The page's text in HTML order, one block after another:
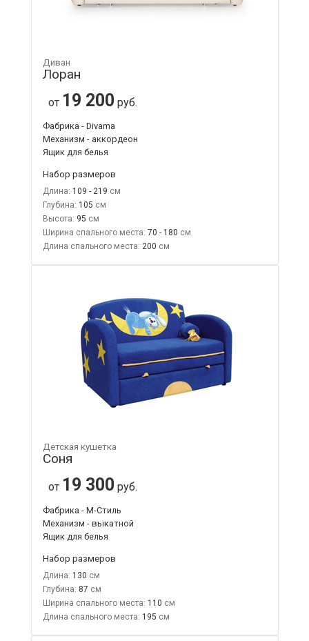
Диван
Лоран
от 19 200 руб.
Фабрика - Divama
Механизм - аккордеон
Ящик для белья
Набор размеров
Длина: 109 - 219
Глубина: 105
Высота: 95
Ширина спального места: 70 - 180
Длина спального места: 200
Детская кушетка
Соня
от 19 300 руб.
Фабрика - М-Стиль
Механизм - выкатной
Ящик для белья
Набор размеров
Длина: 130
Глубина: 87
Ширина спального места: 110
Длина спального места: 195